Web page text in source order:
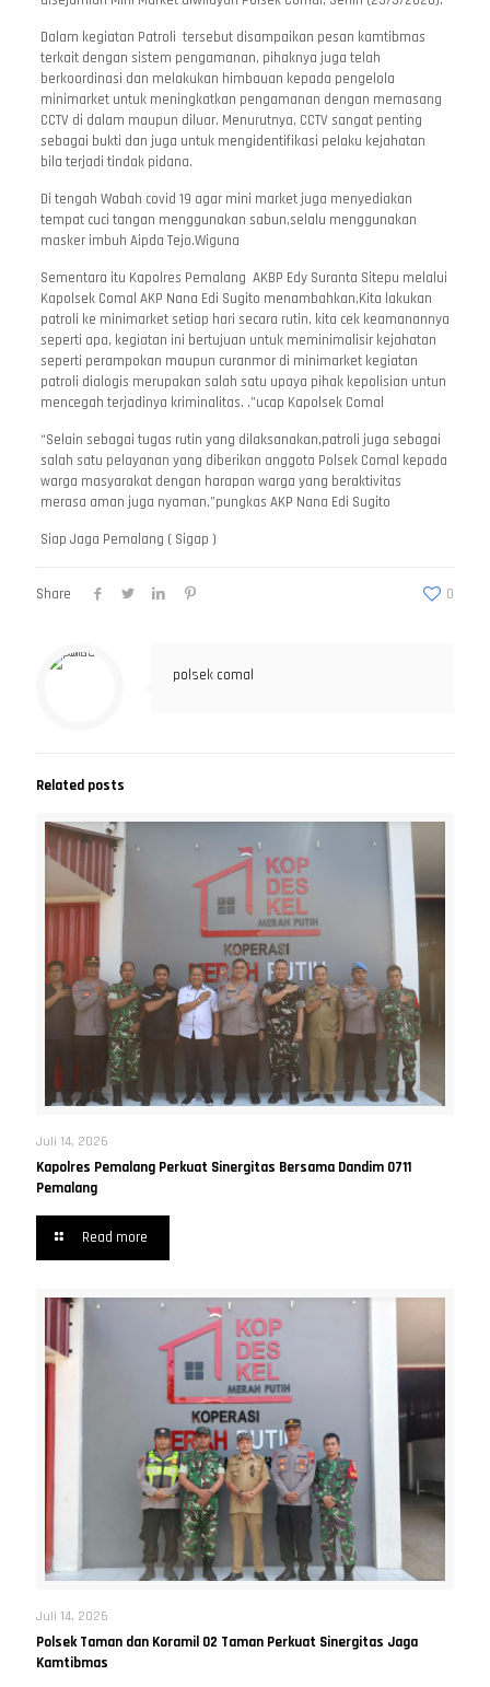
Dalam kegiatan Patroli tersebut disampaikan pesan kamtibmas
terkait dengan sistem pengamanan, pihaknya juga telah
berkoordinasi dan melakukan himbauan kepada pengelola
minimarket untuk meningkatkan pengamanan dengan memasang
CCTV di dalam maupun diluar. Menurutnya, CCTV sangat penting
sebagai bukti dan juga untuk mengidentifikasi pelaku kejahatan
bila terjadi tindak pidana.
Di tengah Wabah covid 19 agar mini market juga menyediakan
tempat cuci tangan menggunakan sabun,selalu menggunakan
masker imbuh Aipda Tejo.Wiguna
Sementara itu Kapolres Pemalang AKBP Edy Suranta Sitepu melalui
Kapolsek Comal AKP Nana Edi Sugito menambahkan,Kita lakukan
patroli ke minimarket setiap hari secara rutin, kita cek keamanannya
seperti apa, kegiatan ini bertujuan untuk meminimalisir kejahatan
seperti perampokan maupun curanmor di minimarket kegiatan
patroli dialogis merupakan salah satu upaya pihak kepolisian untun
mencegah terjadinya kriminalitas. .”ucap Kapolsek Comal
“Selain sebagai tugas rutin yang dilaksanakan,patroli juga sebagai
salah satu pelayanan yang diberikan anggota Polsek Comal kepada
warga masyarakat dengan harapan warga yang beraktivitas
merasa aman juga nyaman,”pungkas AKP Nana Edi Sugito
Siap Jaga Pemalang ( Sigap )
Share 0
polsek comal
Related posts
Juli 14, 2026
Kapolres Pemalang Perkuat Sinergitas Bersama Dandim 0711
Pemalang
Read more
Juli 14, 2026
Polsek Taman dan Koramil 02 Taman Perkuat Sinergitas Jaga
Kamtibmas